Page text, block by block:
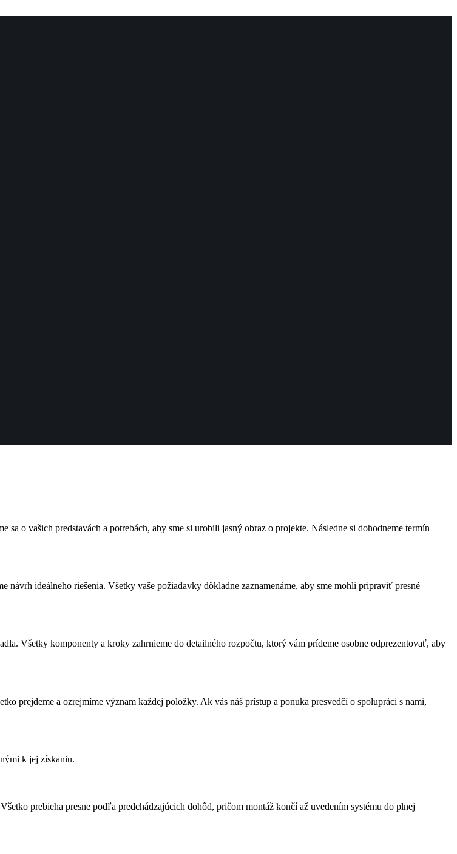
sa o vašich predstavách a potrebách, aby sme si urobili jasný obraz o projekte. Následne si dohodneme termín
ideálneho riešenia. Všetky vaše požiadavky dôkladne zaznamenáme, aby sme mohli pripraviť presné
Všetky komponenty a kroky zahrnieme do detailného rozpočtu, ktorý vám prídeme osobne odprezentovať, aby
prejdeme a ozrejmíme význam každej položky. Ak vás náš prístup a ponuka presvedčí o spolupráci s nami,
k jej získaniu.
prebieha presne podľa predchádzajúcich dohôd, pričom montáž končí až uvedením systému do plnej